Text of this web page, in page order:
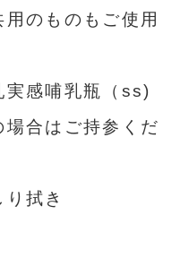
ものもご使用
哺乳瓶（ss)
合はご持参くだ
拭き